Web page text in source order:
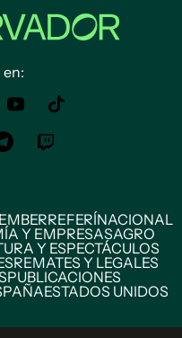
en:
REFERÍNACIONAL
Y EMPRESASAGRO
Y ESPECTÁCULOS
REMATES Y LEGALES
PUBLICACIONES
ESTADOS UNIDOS